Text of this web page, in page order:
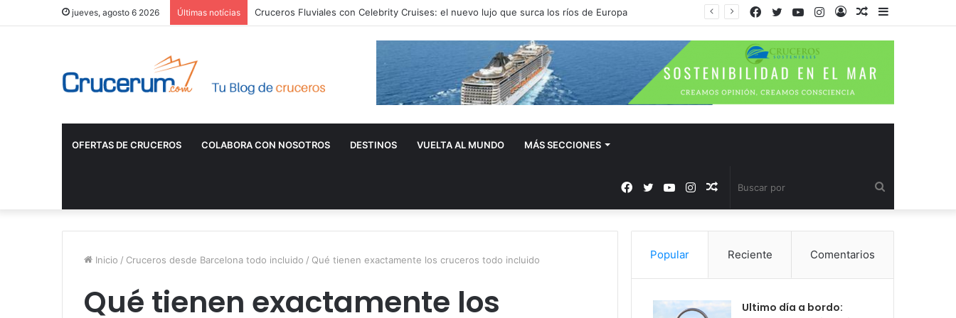
jueves, agosto 6 2026 Últimas notícias Cruceros Fluviales con Celebrity Cruises: el nuevo lujo que surca los ríos de Europa
Barra
Publicación
Acceso
Instagram
YouTube
Twitter
Facebook
OFERTAS DE CRUCEROS COLABORA CON NOSOTROS DESTINOS VUELTA AL MUNDO MÁS SECCIONES
por
Publicación
al
Instagram
YouTube
Twitter
Facebook
Inicio / Cruceros desde Barcelona todo incluido / Qué tienen exactamente los cruceros todo incluido
Qué tienen exactamente los
Popular Reciente Comentarios
Ultimo día a bordo: